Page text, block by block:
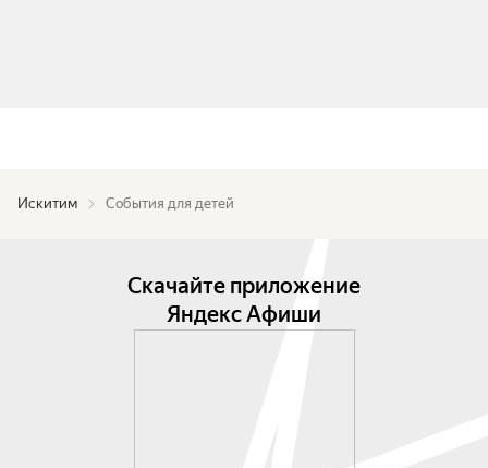
Искитим События для детей
Скачайте приложение
Яндекс Афиши